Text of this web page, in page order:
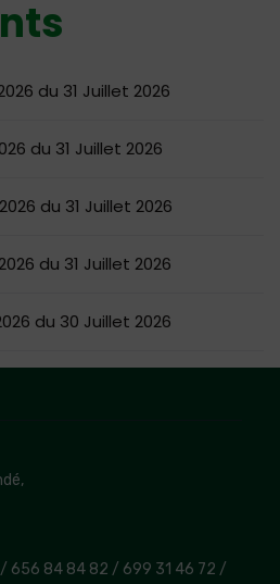
du 31 Juillet 2026
du 31 Juillet 2026
du 31 Juillet 2026
du 31 Juillet 2026
du 30 Juillet 2026
656 84 84 82 / 699 31 46 72 /